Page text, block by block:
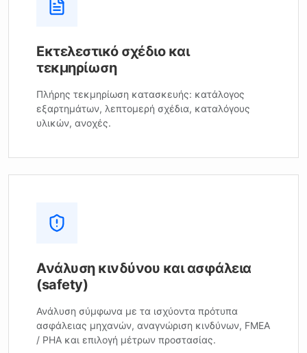
Εκτελεστικό σχέδιο και
τεκμηρίωση
Πλήρης τεκμηρίωση κατασκευής: κατάλογος
εξαρτημάτων, λεπτομερή σχέδια, καταλόγους
υλικών, ανοχές.
Ανάλυση κινδύνου και ασφάλεια
(safety)
Ανάλυση σύμφωνα με τα ισχύοντα πρότυπα
ασφάλειας μηχανών, αναγνώριση κινδύνων, FMEA
/ PHA και επιλογή μέτρων προστασίας.